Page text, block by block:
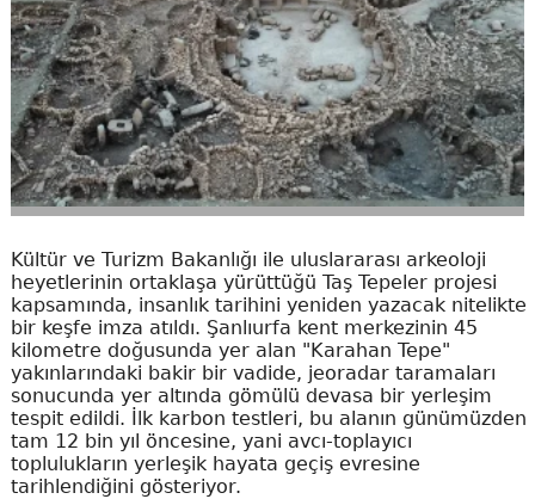
Kültür ve Turizm Bakanlığı ile uluslararası arkeoloji
heyetlerinin ortaklaşa yürüttüğü Taş Tepeler projesi
kapsamında, insanlık tarihini yeniden yazacak nitelikte
bir keşfe imza atıldı. Şanlıurfa kent merkezinin 45
kilometre doğusunda yer alan "Karahan Tepe"
yakınlarındaki bakir bir vadide, jeoradar taramaları
sonucunda yer altında gömülü devasa bir yerleşim
tespit edildi. İlk karbon testleri, bu alanın günümüzden
tam 12 bin yıl öncesine, yani avcı-toplayıcı
toplulukların yerleşik hayata geçiş evresine
tarihlendiğini gösteriyor.